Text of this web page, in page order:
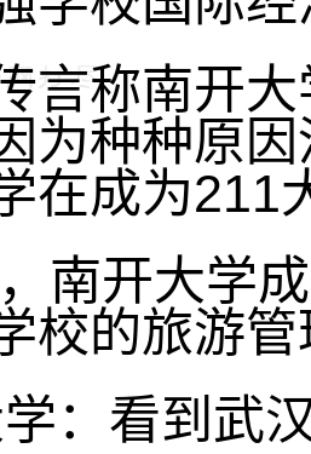
言称南开
为种种原
在成为211
南开大学
校的旅游